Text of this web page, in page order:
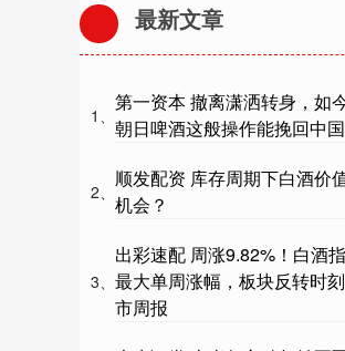
最新文章
1、
第一资本 撤离潇洒转身，如
朝日啤酒这般操作能挽回中
2、
顺发配资 库存周期下白酒价
机会？
3、
出彩速配 周涨9.82%！白酒
最大单周涨幅，板块反转时
市周报